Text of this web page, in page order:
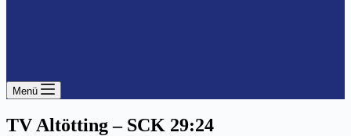
Menü
TV Altötting – SCK 29:24